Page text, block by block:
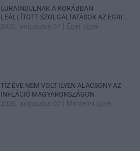
ÚJRAINDULNAK A KORÁBBAN
LEÁLLÍTOTT SZOLGÁLTATÁSOK AZ EGRI...
2026. augusztus 07 Eger ügye
TÍZ ÉVE NEM VOLT ILYEN ALACSONY AZ
INFLÁCIÓ MAGYARORSZÁGON
2026. augusztus 07 Mindenki ügye